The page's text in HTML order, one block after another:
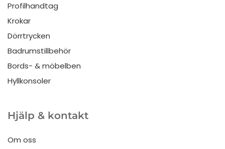
Profilhandtag
Krokar
Dörrtrycken
Badrumstillbehör
Bords- & möbelben
Hyllkonsoler
Hjälp & kontakt
Om oss